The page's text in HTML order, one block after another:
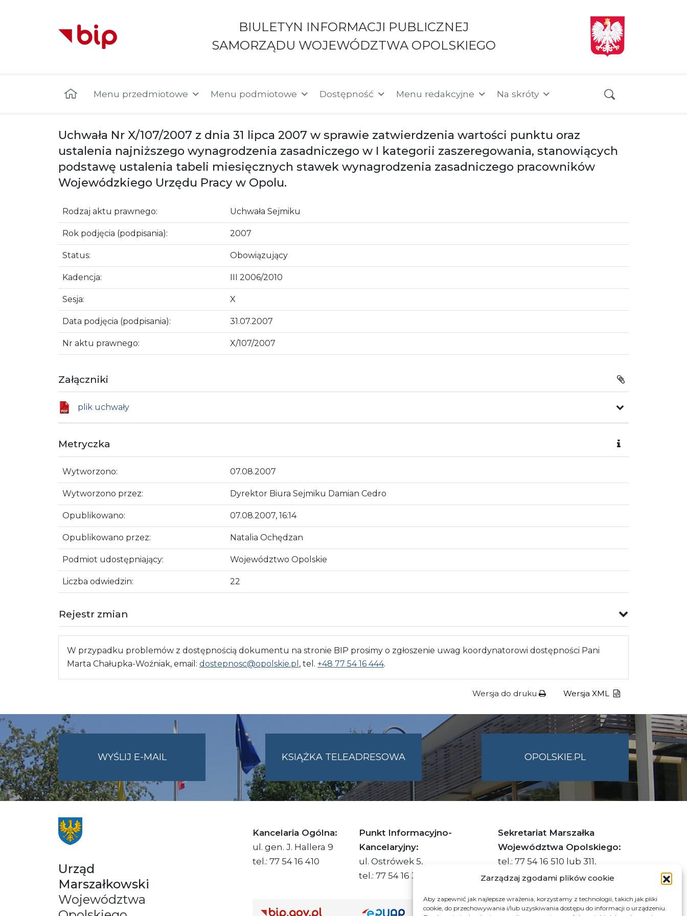
Zarządzaj zgodami plików cookie
Aby zapewnić jak najlepsze wrażenia, korzystamy z technologii, takich jak pliki
cookie, do przechowywania i/lub uzyskiwania dostępu do informacji o urządzeniu.
BIULETYN INFORMACJI PUBLICZNEJ
SAMORZĄDU WOJEWÓDZTWA OPOLSKIEGO
Menu przedmiotowe Menu podmiotowe Dostępność Menu redakcyjne Na skróty
Uchwała Nr X/107/2007 z dnia 31 lipca 2007 w sprawie zatwierdzenia wartości punktu oraz
ustalenia najniższego wynagrodzenia zasadniczego w I kategorii zaszeregowania, stanowiących
podstawę ustalenia tabeli miesięcznych stawek wynagrodzenia zasadniczego pracowników
Wojewódzkiego Urzędu Pracy w Opolu.
Rodzaj aktu prawnego: Uchwała Sejmiku
Rok podjęcia (podpisania): 2007
Status: Obowiązujący
Kadencja: III 2006/2010
Sesja: X
Data podjęcia (podpisania): 31.07.2007
Nr aktu prawnego: X/107/2007
Załączniki
plik uchwały
Metryczka
Wytworzono: 07.08.2007
Wytworzono przez: Dyrektor Biura Sejmiku Damian Cedro
Opublikowano: 07.08.2007, 16:14
Opublikowano przez: Natalia Ochędzan
Podmiot udostępniający: Województwo Opolskie
Liczba odwiedzin: 22
Rejestr zmian
W przypadku problemów z dostępnością dokumentu na stronie BIP prosimy o zgłoszenie uwag koordynatorowi dostępności Pani
Marta Chałupka-Woźniak, email: dostepnosc@opolskie.pl , tel. +48 77 54 16 444.
Wersja do druku Wersja XML
WYŚLIJ E-MAILNA
UMWO@OPOLSKIE.PL
KSIĄŻKA TELEADRESOWA OPOLSKIE.PL
Urząd
Marszałkowski
Województwa
Kancelaria Ogólna:
ul. gen. J. Hallera 9
tel.: 77 54 16 410
Punkt Informacyjno-
Kancelaryjny:
ul. Ostrówek 5,
tel.: 77 54 16 332
Sekretariat Marszałka
Województwa Opolskiego:
tel.: 77 54 16 510 lub 311,
faks: 77 54 16 512
Adres ePUAP Urzędu: /q877fxtk55/SkrytkaESP